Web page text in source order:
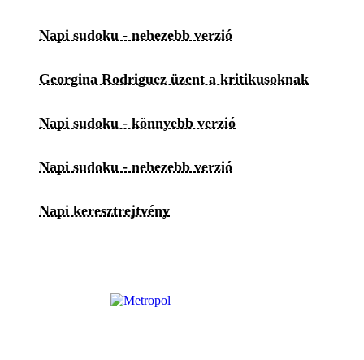
Napi sudoku - nehezebb verzió
Georgina Rodriguez üzent a kritikusoknak
Napi sudoku - könnyebb verzió
Napi sudoku - nehezebb verzió
Napi keresztrejtvény